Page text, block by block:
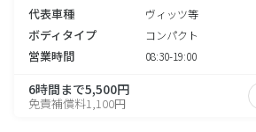
代表車種 ヴィッツ等
ボディタイプ コンパクト
営業時間 08:30-19:00
6時間まで5,500円
免責補償料1,100円